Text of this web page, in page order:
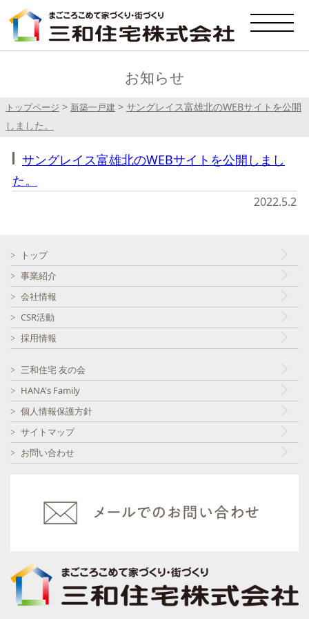
お知らせ
トップページ > 新築一戸建 > サングレイス富雄北のWEBサイトを公開
しました。
サングレイス富雄北のWEBサイトを公開しまし
た。
2022.5.2
トップ
事業紹介
会社情報
CSR活動
採用情報
三和住宅 友の会
HANA's Family
個人情報保護方針
サイトマップ
お問い合わせ